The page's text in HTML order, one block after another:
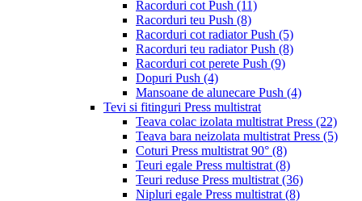
Racorduri cot Push (11)
Racorduri teu Push (8)
Racorduri cot radiator Push (5)
Racorduri teu radiator Push (8)
Racorduri cot perete Push (9)
Dopuri Push (4)
Mansoane de alunecare Push (4)
Tevi si fitinguri Press multistrat
Teava colac izolata multistrat Press (22)
Teava bara neizolata multistrat Press (5)
Coturi Press multistrat 90° (8)
Teuri egale Press multistrat (8)
Teuri reduse Press multistrat (36)
Nipluri egale Press multistrat (8)